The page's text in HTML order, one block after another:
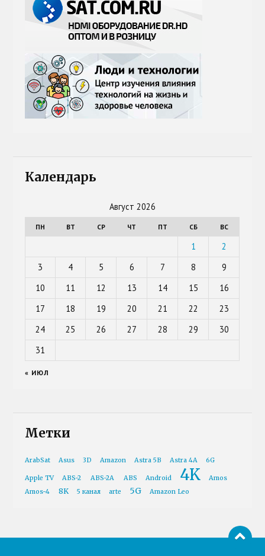
Календарь
Август 2026
ПН ВТ СР ЧТ ПТ СБ ВС
1
2
3
4 5 6 7 8
9
10
11 12 13 14 15
16
17
18 19 20 21 22
23
24
25 26 27 28 29
30
31
« ИЮЛ
Метки
ArabSat Asus 3D Amazon Astra 5B Astra 4A 6G
Apple TV ABS-2 ABS-2A ABS Android 4K
Amos
Amos-4
8K 5 канал arte 5G Amazon Leo